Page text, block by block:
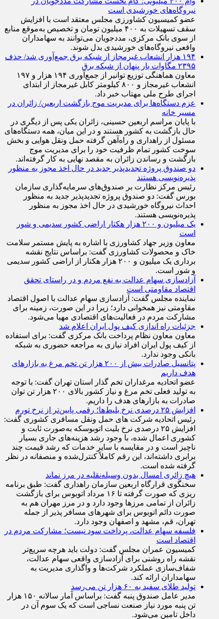
نیروگاه‌های خورشیدی است
عضو کمیسیون کشاورزی مجلس معتقد است با افزایش
سقف تسهیلات به ۴۰۰ میلیون تومان و تخصیص به‌موقع منابع
از سوی بانک مرکزی، مددجویان می‌توانند به سهامداران
واقعی نیروگاه‌های خورشیدی بدل شوند.
۱۹۴ هزار انشعاب غیرمجاز از شبکه برق جمع‌آوری شد/ حذف
۲۳۹۵ مگاوات بار پنهان از شبکه برق
معاون هماهنگی توزیع توانیر از جمع‌آوری ۱۹۴ هزار و ۱۹۷
انشعاب غیرمجاز و ۸۰۰ کیلومتر کابل غیرمجاز از ابتدای
اجرای طرح ملی مهتاب خبر داد.
عزم دستگاه‌ها برای مدیریت موج بازگشت اربعین/ زائران در
مسیر خانه
با پایان مراسم اربعین حسینی، زائران یکی پس از دیگری در
حال بازگشت به کشور هستند و در این میان، همه دستگاه‌های
مسئول از راهداری و راه‌آهن گرفته حمل ونقل هوایی و بخش
سوخت کشور تمام ظرفیت خود را برای مدیریت موج
بازگشت و رساندن زائران به مقصد نهایی به کار گرفته‌اند.
دو صندوق پروژه تجدیدپذیر جدید در حال اخذ مجوز به منظور
پذیره‌نویسی هستند
رئیس مرکز نظارت بر صندوق‌های سرمایه‌گذاری سازمان
بورس گفت: دو صندوق پروژه تجدیدپذیر جدید به منظور
احداث نیروگاه خورشیدی در حال اخذ مجوز به منظور
پذیره‌نویسی هستند.
یک میلیون و ۲۰۰ هزار هکتار اراضی کشور سدیمی و شور
است
معاون وزیر جهاد کشاورزی با اشاره به پایش مستمر سلامت
خاک و محصولات کشاورزی گفت: براساس نتایج نقشه
برداری یک میلیون و ۲۰۰ هزار هکتار از اراضی کشور سدیمی
و شور است.
آزادسازی سهام عدالت به نفع مردم و در راستای تحقق
اقتصاد مقاومتی است
نماینده مجلس گفت: آزادسازی سهام عدالت با اصول اقتصاد
مقاومتی نیز همخوانی دارد؛ زیرا در این صورت، زمینه برای
مشارکت مردم در فعالیت‌های اقتصادی مهیا می‌شود.
جزئیات راه اندازی کیف پول ایران اعلام شد
معاون معاون نظام پرداخت بانک مرکزی گفت: برای استفاده
از کیف پول ایران افراد نیازی به مراجعه حضوری به شبکه
بانکی وجود ندارد.
پتانسیل صادرات بیش از ۲۰۰ هزار تن تخم مرغ به بازار‌های
هدف داریم
عضو اتحادیه مرغداران تخم گذار استان تهران گفت: با توجه
به تولید فعلی تخم مرغ و نیاز کشور بالای ۲۰۰ هزار تن توان
صادرات به بازار‌های هدف را داریم.
افزایش ۲۵ درصدی نرخ بلیط‌ها؛ رقمی پایین‌تر از نرخ تورم
رئیس اتحادیه شرکت های حمل ونقل مسافری کشوری گفت:
افزایش ۲۵ درصدی نرخ بلیت اتوبوسکه به‌صورت ثابت و
کشوری اعمال شده، با وجود رشد هزینه‌های جاری بسیار
ناچیز است و در مقایسه با سایر خدمات که رشد قیمت چند
برابری داشته‌اند، این رقم کاملاً کنترل‌شده و منصفانه در نظر
گرفته شده است.
هیچ زائری امسال بدون وسیله‌نقلیه در مرز نماند
سخنگوی قرارگاه اربعین سازمان راهداری گفت: طبق برنامه
ریزی که صورت گرفته تا ۱۶ مرداد اتوبوس برای بازگشت
زائران از تمامی مرز‌ها وجود دارد و در مرز مهران هم به
صورت دائم اتوبوس برای شهر‌های مسافر پذیر از جمله
تهران، قم، مشهد و اصفهان وجود دارد.
فلسفه سهام عدالت، پرداخت سود نیست؛ مشارکت مردم در
اقتصاد است
کمیسیون عمران مجلس گفت: دولت باید هرچه سریع‌تر
نقشه راه روشنی برای آزادسازی واقعی سهام عدالت،
شفاف‌سازی عملکرد شرکت‌ها و واگذاری مدیریت به
سهامداران ارائه کند.
تولید طلای سفید به ۶۰ هزار تن می‌رسد
مدیر عامل صندوق پنبه گفت: براساس آمار سالانه ۱۵۰ هزار
تن پنبه مورد نیاز صنعت نساجی است که یک سوم آن در
داخل تامین می‌شود.